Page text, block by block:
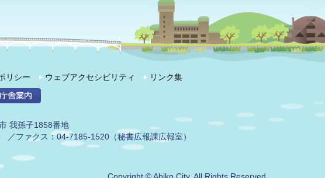
リシー ウェブアクセシビリティ リンク集
我孫子1858番地
／ファクス：04-7185-1520（秘書広報課広報室）